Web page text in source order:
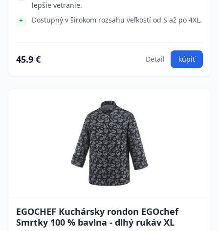
lepšie vetranie.
Dostupný v širokom rozsahu veľkostí od S až po 4XL.
45.9 € Detail kúpiť
EGOCHEF Kuchársky rondon EGOchef
Smrtky 100 % bavlna - dlhý rukáv XL